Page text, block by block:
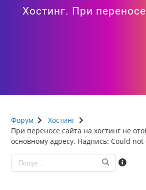
Хостинг. При
Форум
Хостинг
При переносе сайта на хостинг не
основному адресу. Надпись: Could not